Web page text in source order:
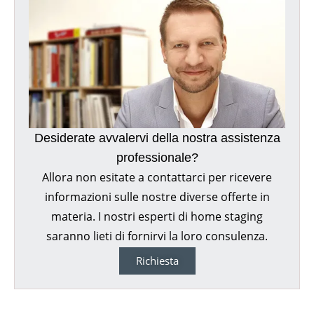
Desiderate avvalervi della nostra assistenza
professionale?
Allora non esitate a contattarci per ricevere
informazioni sulle nostre diverse offerte in
materia. I nostri esperti di home staging
saranno lieti di fornirvi la loro consulenza.
Richiesta